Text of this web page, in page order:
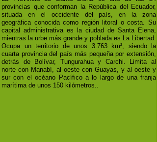
provincias que conforman la República del Ecuador,
situada en el occidente del país, en la zona
geográfica conocida como región litoral o costa. Su
capital administrativa es la ciudad de Santa Elena,
mientras la urbe más grande y poblada es La Libertad.
Ocupa un territorio de unos 3.763 km², siendo la
cuarta provincia del país más pequeña por extensión,
detrás de Bolívar, Tungurahua y Carchi. Limita al
norte con Manabí, al oeste con Guayas, y al oeste y
sur con el océano Pacífico a lo largo de una franja
marítima de unos 150 kilómetros..